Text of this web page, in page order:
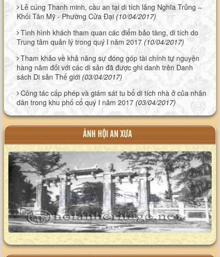
Lễ cúng Thanh minh, cầu an tại di tích lăng Nghĩa Trủng –
Khối Tân Mỹ - Phường Cửa Đại (10/04/2017)
Tình hình khách tham quan các điểm bảo tàng, di tích do
Trung tâm quản lý trong quý I năm 2017 (10/04/2017)
Tham khảo về khả năng sự đóng góp tài chính tự nguyện
hàng năm đối với các di sản đã được ghi danh trên Danh
sách Di sản Thế giới (03/04/2017)
Công tác cấp phép và giám sát tu bổ di tích nhà ở của nhân
dân trong khu phố cổ quý I năm 2017 (03/04/2017)
ẢNH HỘI AN XƯA
XEM ALBUM
XEM ALBUM